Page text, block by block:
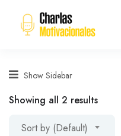
Show Sidebar
Showing all 2 results
Sort by (Default)